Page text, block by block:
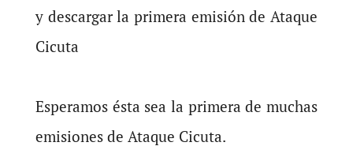
y descargar la primera emisión de Ataque
Cicuta
Esperamos ésta sea la primera de muchas
emisiones de Ataque Cicuta.